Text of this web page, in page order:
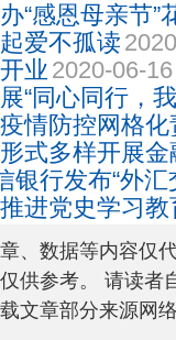
“感恩母亲节”
爱不孤读
业 2020-06-16
“同心同行，
情防控网格
式多样开展
银行发布“外汇
进党史学习教
、数据等内容仅
供参考。 请读者
文章部分来源网